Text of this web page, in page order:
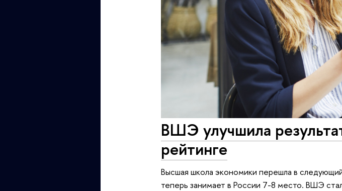
ВШЭ улучшила
рейтинге
Высшая школа экономики перешла в
теперь занимает в России 7-8 место. ВШЭ